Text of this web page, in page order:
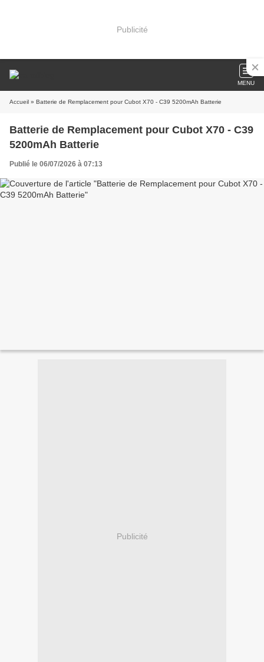
Publicité
MENU
Accueil » Batterie de Remplacement pour Cubot X70 - C39 5200mAh Batterie
Batterie de Remplacement pour Cubot X70 - C39
5200mAh Batterie
Publié le 06/07/2026 à 07:13
Publicité